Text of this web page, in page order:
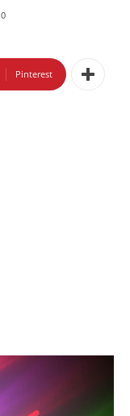
0
Pinterest